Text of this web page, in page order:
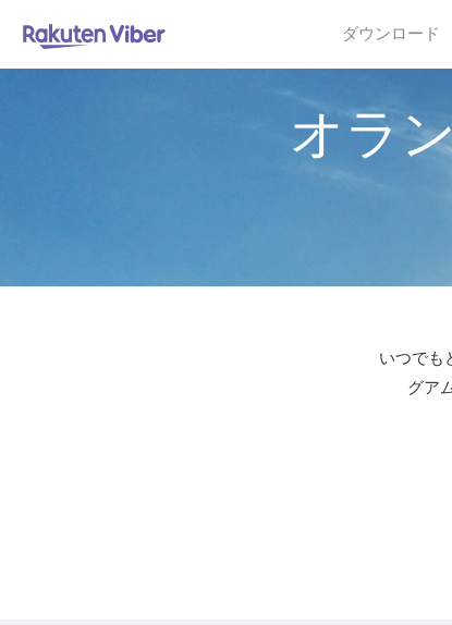
ダウンロード
オラ
いつでも
グア